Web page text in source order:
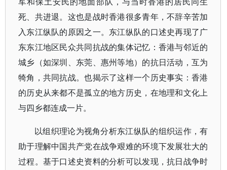
军和保土安民的地面部队，与当时香港的居民同生
死、共进退。这也是战时香港很多青年，不辞辛苦加
入东江纵队的原因之一。东江纵队的口述史再现了广
东东江地区民众共同抗战的集体记忆：香港与邻近的
城乡（如深圳、东莞、惠州等地）的抗日活动，互为
犄角，共同抗战。也揭示了这样一个历史事实：香港
的历史从来都不是孤立的地方历史，在地理和文化上
与四乡都连成一片。
以组织理论为视角分析东江纵队的组织运作，有
助于理解中国共产党在战争艰难的环境下发展壮大的
过程。基于口述史资料的分析可以发现，抗日战争时